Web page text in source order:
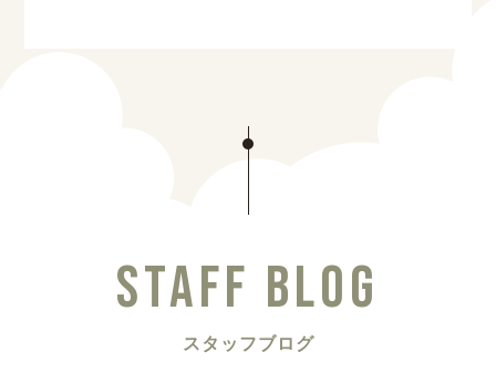
STAFF BLOG
スタッフブログ